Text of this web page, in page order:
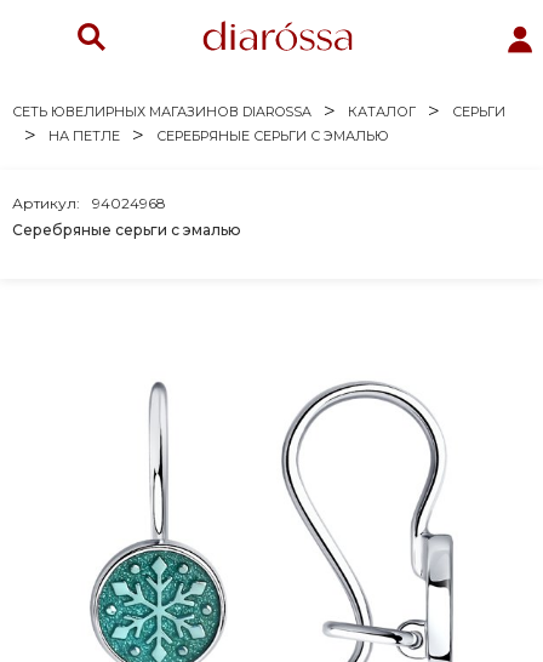
СЕТЬ ЮВЕЛИРНЫХ МАГАЗИНОВ DIAROSSA КАТАЛОГ
СЕРЬГИ
НА ПЕТЛЕ
СЕРЕБРЯНЫЕ СЕРЬГИ С ЭМАЛЬЮ
Серебряные серьги с эмалью
Артикул: 94024968